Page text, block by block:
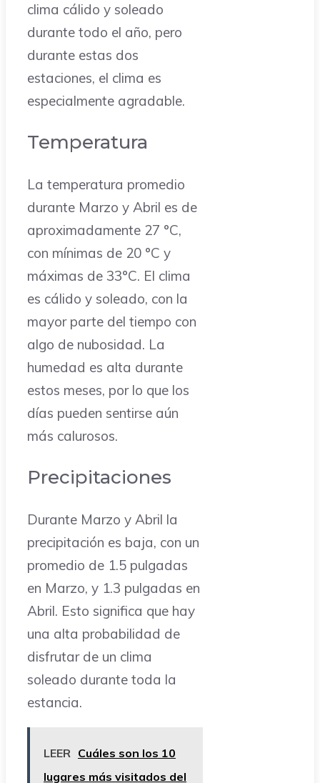
clima cálido y soleado
durante todo el año, pero
durante estas dos
estaciones, el clima es
especialmente agradable.
Temperatura
La temperatura promedio
durante Marzo y Abril es de
aproximadamente 27 °C,
con mínimas de 20 °C y
máximas de 33°C. El clima
es cálido y soleado, con la
mayor parte del tiempo con
algo de nubosidad. La
humedad es alta durante
estos meses, por lo que los
días pueden sentirse aún
más calurosos.
Precipitaciones
Durante Marzo y Abril la
precipitación es baja, con un
promedio de 1.5 pulgadas
en Marzo, y 1.3 pulgadas en
Abril. Esto significa que hay
una alta probabilidad de
disfrutar de un clima
soleado durante toda la
estancia.
LEER Cuáles son los 10
lugares más visitados del